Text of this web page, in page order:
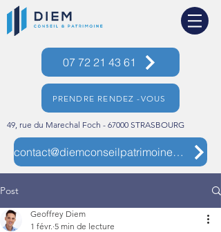
07 72 21 43 61
PRENDRE RENDEZ -VOUS
49, rue du Marechal Foch - 67000 STRASBOURG
contact@diemconseilpatrimoine.com
Post
Geoffrey Diem
1 févr. 5 min de lecture